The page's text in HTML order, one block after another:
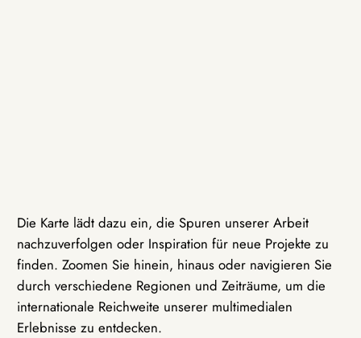
Die Karte lädt dazu ein, die Spuren unserer Arbeit
nachzuverfolgen oder Inspiration für neue Projekte zu
finden. Zoomen Sie hinein, hinaus oder navigieren Sie
durch verschiedene Regionen und Zeiträume, um die
internationale Reichweite unserer multimedialen
Erlebnisse zu entdecken.